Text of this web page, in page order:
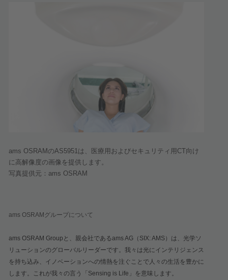
ams OSRAMのAS5951 は、医療用およびセキュリティ用 CT向け
に高解像度の画像を提供します。
写真提供元： ams OSRAM
ams OSRAM グループについて
ams OSRAM Group と、親会社であるams AG （ SIX: AMS）は、光学ソ
リューションのグローバルリーダーです。我々は光にインテリジェンス
を持ち込み、イノベーションへの情熱を注ぐことで人々の生活を豊かに
します。これが我々の言う「Sensing is Life 」を意味します。